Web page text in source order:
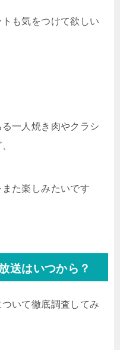
も気をつけて欲しい
一人焼き肉やクラシ
た楽しみたいです
送はいつから？
いて徹底調査してみ